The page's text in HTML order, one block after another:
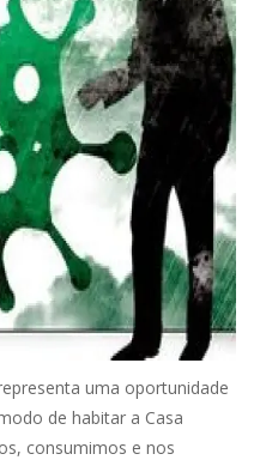
uma oportunidade
de habitar a Casa
consumimos e nos